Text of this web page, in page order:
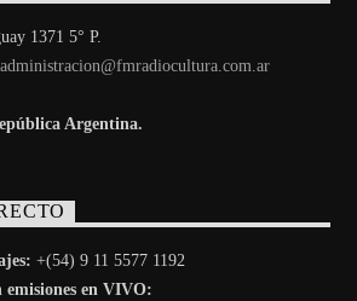
1371 5° P.
administracion@fmradiocultura.com.ar
Argentina.
+(54) 9 11 5577 1192
emisiones en VIVO: